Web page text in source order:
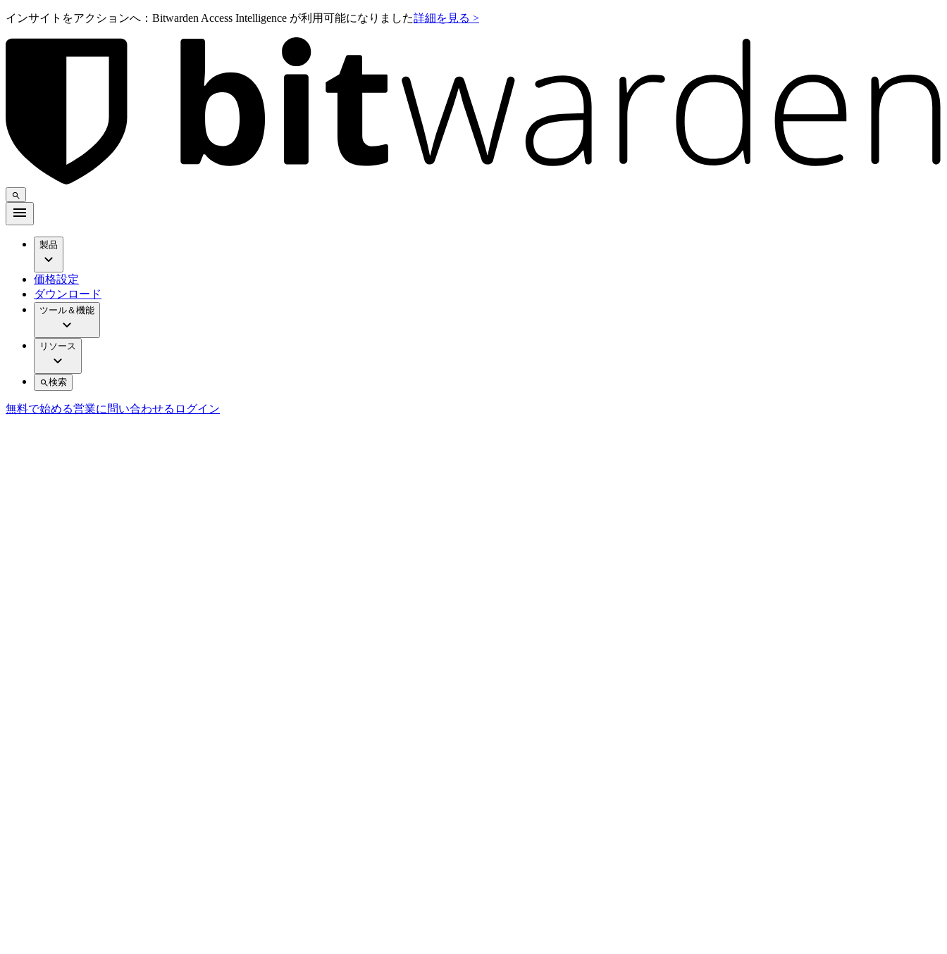
インサイトをアクションへ：Bitwarden Access Intelligence が利用可能になりました詳細を見る >
製品
価格設定
ダウンロード
ツール＆機能
リソース
検索
無料で始める営業に問い合わせる ログイン